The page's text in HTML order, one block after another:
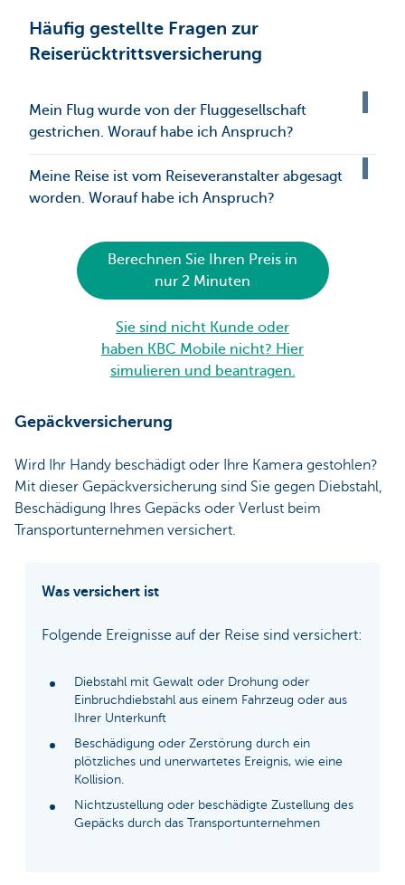
Häufig gestellte Fragen zur
Reiserücktrittsversicherung
Mein Flug wurde von der Fluggesellschaft
gestrichen. Worauf habe ich Anspruch?
Meine Reise ist vom Reiseveranstalter abgesagt
worden. Worauf habe ich Anspruch?
Berechnen Sie Ihren Preis in
nur 2 Minuten
Sie sind nicht Kunde oder
haben KBC Mobile nicht? Hier
simulieren und beantragen.
Gepäckversicherung
Wird Ihr Handy beschädigt oder Ihre Kamera gestohlen?
Mit dieser Gepäckversicherung sind Sie gegen Diebstahl,
Beschädigung Ihres Gepäcks oder Verlust beim
Transportunternehmen versichert.
Was versichert ist
Folgende Ereignisse auf der Reise sind versichert:
Diebstahl mit Gewalt oder Drohung oder
Einbruchdiebstahl aus einem Fahrzeug oder aus
Ihrer Unterkunft
Beschädigung oder Zerstörung durch ein
plötzliches und unerwartetes Ereignis, wie eine
Kollision.
Nichtzustellung oder beschädigte Zustellung des
Gepäcks durch das Transportunternehmen